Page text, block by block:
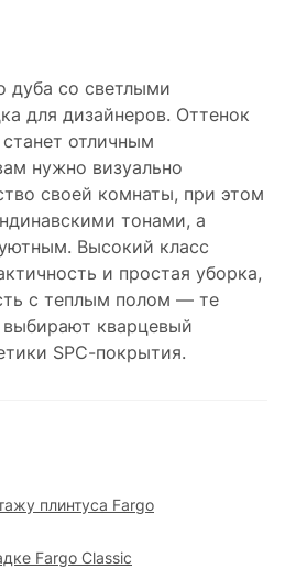
дуба со светлыми
для дизайнеров. Оттенок
отличным
нужно визуально
своей комнаты, при этом
тонами, а
Высокий класс
и простая уборка,
с теплым полом — те
выбирают кварцевый
SPC-покрытия.
плинтуса Fargo
Fargo Classic